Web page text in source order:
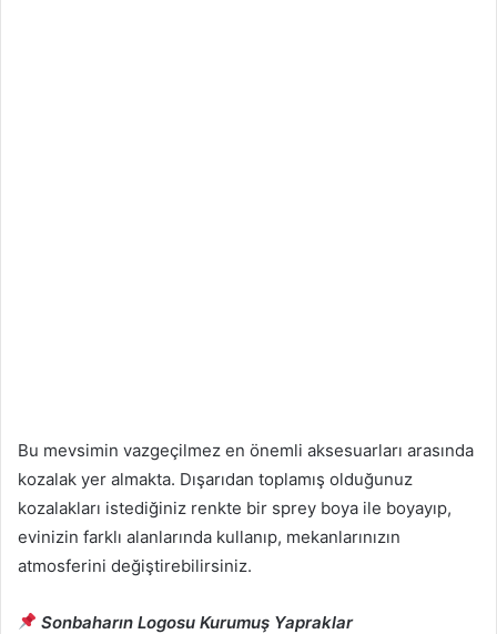
Bu mevsimin vazgeçilmez en önemli aksesuarları arasında
kozalak yer almakta. Dışarıdan toplamış olduğunuz
kozalakları istediğiniz renkte bir sprey boya ile boyayıp,
evinizin farklı alanlarında kullanıp, mekanlarınızın
atmosferini değiştirebilirsiniz.
Sonbaharın Logosu Kurumuş Yapraklar